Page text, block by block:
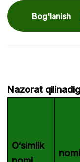
Bog'lanish
Nazorat
O‘simlik